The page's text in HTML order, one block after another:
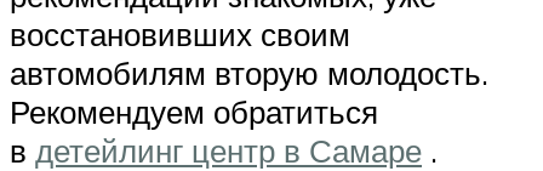
восстановивших своим
автомобилям вторую молодость.
Рекомендуем обратиться
в детейлинг центр в Самаре .